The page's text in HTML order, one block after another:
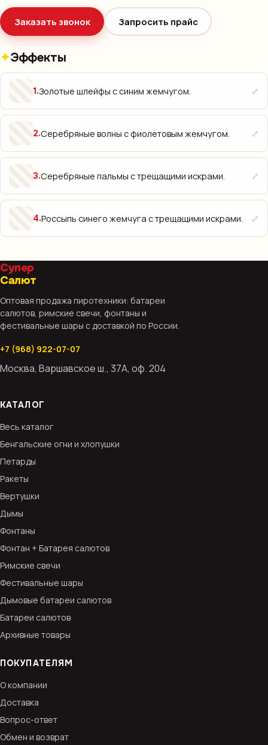
Заказать звонок Запросить прайс
Эффекты
1.Золотые шлейфы с синим жемчугом. ⤢
2.Серебряные волны с фиолетовым жемчугом. ⤢
3.Серебряные пальмы с трещащими искрами. ⤢
4.Россыпь синего жемчуга с трещащими искрами. ⤢
Супер
Салют
Оптовая продажа пиротехники: батареи
салютов, римские свечи, фонтаны и
фестивальные шары с доставкой по России.
+7 (968) 922-07-07
Москва, Варшавское ш., 37А, оф. 204
КАТАЛОГ
Весь каталог
Бенгальские огни и хлопушки
Петарды
Ракеты
Вертушки
Дымы
Фонтаны
Фонтан + Батарея салютов
Римские свечи
Фестивальные шары
Дымовые батареи салютов
Батареи салютов
Архивные товары
ПОКУПАТЕЛЯМ
О компании
Доставка
Вопрос-ответ
Обмен и возврат